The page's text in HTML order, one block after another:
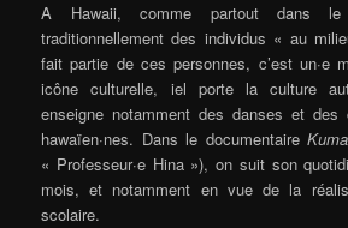
A Hawaii, comme partout dans
traditionnellement des individus « au
fait partie de ces personnes, c’est un·e
icône culturelle, iel porte la culture
enseigne notamment des danses et
hawaïen·nes. Dans le documentaire
« Professeur·e Hina »), on suit son
mois, et notamment en vue de la
scolaire.